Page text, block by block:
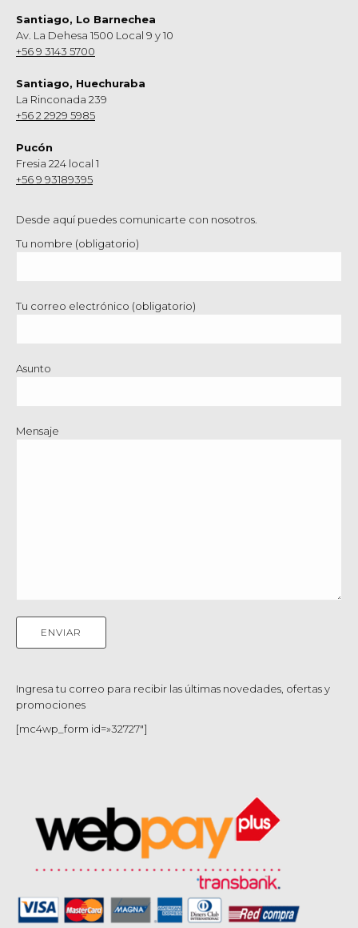
Santiago, Lo Barnechea
Av. La Dehesa 1500 Local 9 y 10
+56 9 3143 5700
Santiago, Huechuraba
La Rinconada 239
+56 2 2929 5985
Pucón
Fresia 224 local 1
+56 9 93189395
Desde aquí puedes comunicarte con nosotros.
Tu nombre (obligatorio)
Tu correo electrónico (obligatorio)
Asunto
Mensaje
Ingresa tu correo para recibir las últimas novedades, ofertas y
promociones
[mc4wp_form id=»32727″]